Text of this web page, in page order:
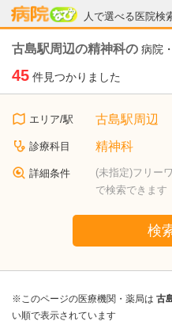
人で選べる医院検
病院なび
古島駅周辺の精神科の 病院
45 件見つかりました
エリア/駅 古島駅周辺
診療科目 精神科
詳細条件
(未指定)フリー
で検索できます
検
※このページの医療機関・薬局は 古
い順で表示されています